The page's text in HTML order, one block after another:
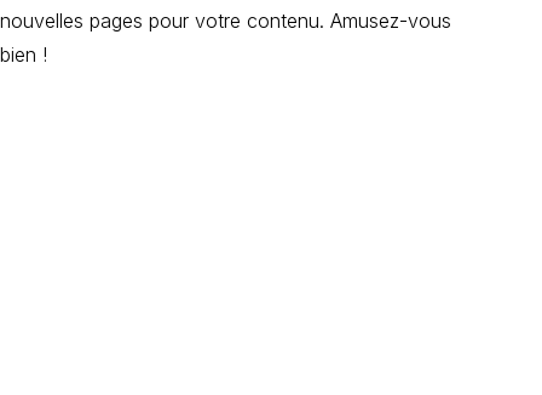
nouvelles pages pour votre contenu. Amusez-vous
bien !